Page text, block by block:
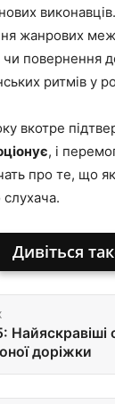
нових
жанрових меж
повернення
ритмів у
вкотре
, і
про те, що
слухача.
Дивіться
Найяскравіші
доріжки